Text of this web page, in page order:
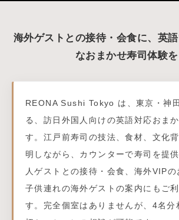
海外ゲストとの接待・会食に、英
なおまかせ寿司体験を
REONA Sushi Tokyo は、東京・神
る、訪日外国人向けの英語対応おま
す。江戸前寿司の技法、食材、文化
明しながら、カウンターで寿司を提
人ゲストとの接待・会食、海外VIPの
子供連れの海外ゲストの案内にもご
す。完全個室はありませんが、4名分